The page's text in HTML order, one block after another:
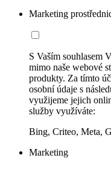
Marketing
S Vaším souhlasem
mimo naše webové
produkty. Za tímto
osobní údaje s
využijeme jejich
služby využíváte:
Bing, Criteo, Meta,
Marketing